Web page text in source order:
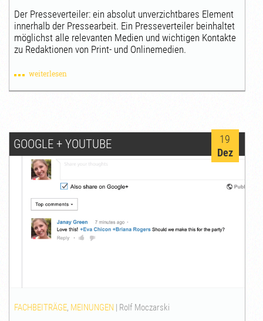
Der Presseverteiler: ein absolut unverzichtbares Element
innerhalb der Pressearbeit. Ein Presseverteiler beinhaltet
möglichst alle relevanten Medien und wichtigen Kontakte
zu Redaktionen von Print- und Onlinemedien.
weiterlesen
GOOGLE + YOUTUBE
19
Dez
FACHBEITRÄGE, MEINUNGEN | Rolf Moczarski